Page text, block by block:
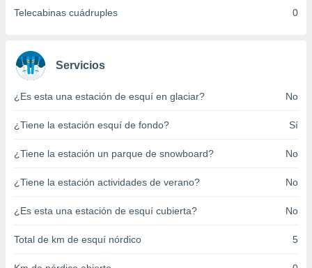
en
en
de
o acceder
perfiles
Telecabinas cuádruples 0
Servicios
¿Es esta una estación de esquí en glaciar? No
¿Tiene la estación esquí de fondo? Sí
¿Tiene la estación un parque de snowboard? No
¿Tiene la estación actividades de verano? No
¿Es esta una estación de esquí cubierta? No
Total de km de esquí nórdico 5